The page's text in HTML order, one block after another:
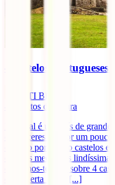
4 castelos portugueses
IATI Blog
minutos de leitura
Portugal é um país de
conheceres melhor um
contigo por quatro castelos
cidades medievais
contamos-te tudo sobre 4
descoberta numa [...]